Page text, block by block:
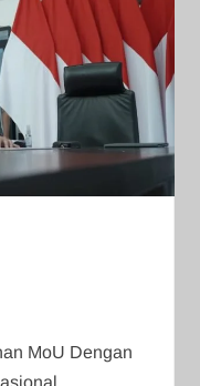
MoU Dengan